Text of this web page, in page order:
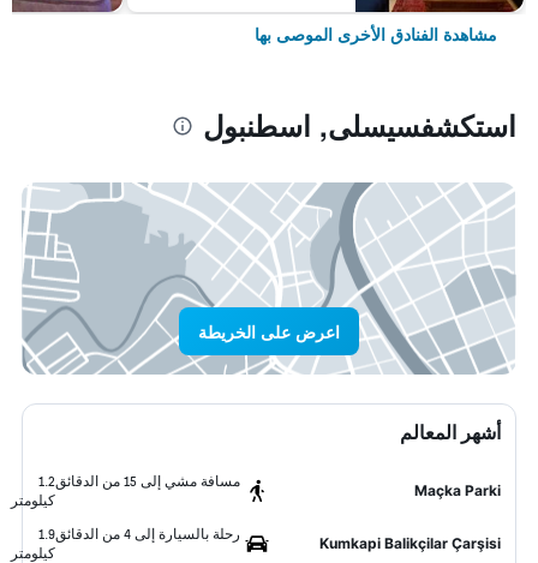
مشاهدة الفنادق الأخرى الموصى بها
استكشفسيسلى, اسطنبول
اعرض على الخريطة
أشهر المعالم
Maçka Parki
مسافة مشي إلى 15 من الدقائق
1.2
كيلومتر
Kumkapi Balikçilar Çarşisi
رحلة بالسيارة إلى 4 من الدقائق
1.9
كيلومتر